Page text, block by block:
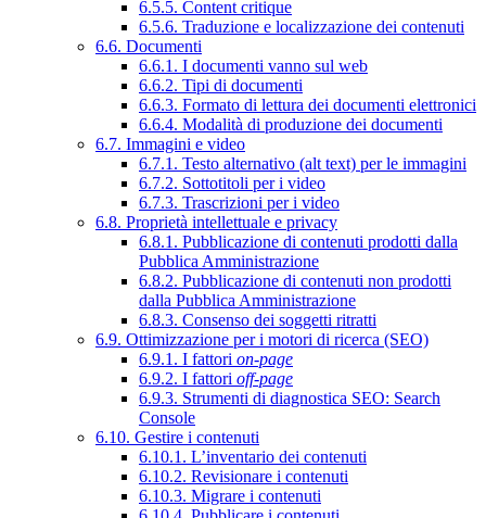
6.5.5. Content critique
6.5.6. Traduzione e localizzazione dei contenuti
6.6. Documenti
6.6.1. I documenti vanno sul web
6.6.2. Tipi di documenti
6.6.3. Formato di lettura dei documenti elettronici
6.6.4. Modalità di produzione dei documenti
6.7. Immagini e video
6.7.1. Testo alternativo (alt text) per le immagini
6.7.2. Sottotitoli per i video
6.7.3. Trascrizioni per i video
6.8. Proprietà intellettuale e privacy
6.8.1. Pubblicazione di contenuti prodotti dalla
Pubblica Amministrazione
6.8.2. Pubblicazione di contenuti non prodotti
dalla Pubblica Amministrazione
6.8.3. Consenso dei soggetti ritratti
6.9. Ottimizzazione per i motori di ricerca (SEO)
6.9.1. I fattori on-page
6.9.2. I fattori off-page
6.9.3. Strumenti di diagnostica SEO: Search
Console
6.10. Gestire i contenuti
6.10.1. L’inventario dei contenuti
6.10.2. Revisionare i contenuti
6.10.3. Migrare i contenuti